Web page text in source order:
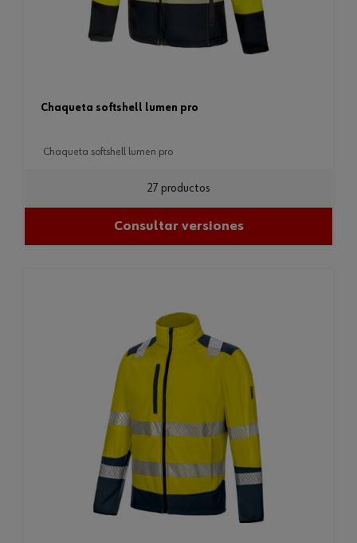
chaqueta softshell lumen pro
chaqueta softshell lumen pro
27 productos
Consultar versiones